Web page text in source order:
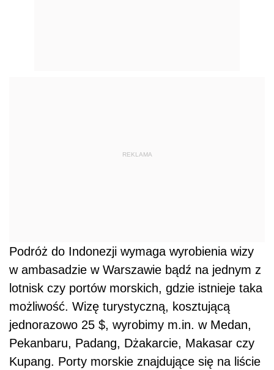
REKLAMA
Podróż do Indonezji wymaga wyrobienia wizy
w ambasadzie w Warszawie bądź na jednym z
lotnisk czy portów morskich, gdzie istnieje taka
możliwość. Wizę turystyczną, kosztującą
jednorazowo 25 $, wyrobimy m.in. w Medan,
Pekanbaru, Padang, Dżakarcie, Makasar czy
Kupang. Porty morskie znajdujące się na liście